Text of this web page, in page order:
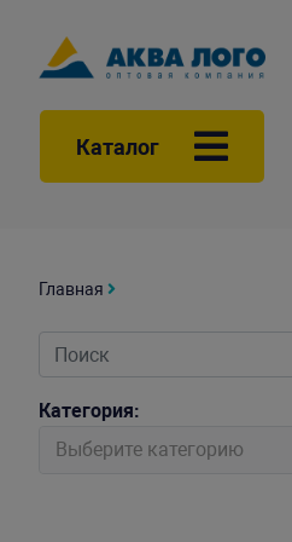
Каталог
Главная
Категория:
Выберите категорию